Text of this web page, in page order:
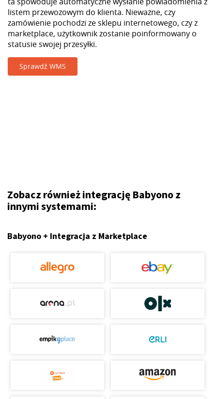
listem przewozowym do klienta. Nieważne, czy
zamówienie pochodzi ze sklepu internetowego, czy z
marketplace, użytkownik zostanie poinformowany o
statusie swojej przesyłki.
Sprawdź WMS
Zobacz również integrację Babyono z
innymi systemami:
Babyono + Integracja z Marketplace